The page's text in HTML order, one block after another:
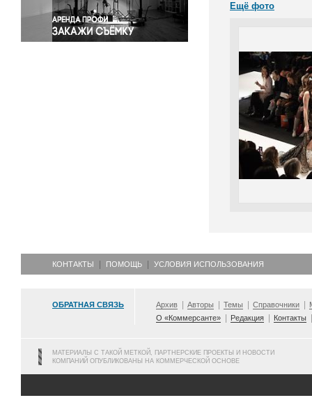
Экономика и бизнес
Ещё фото
КОНТАКТЫ ПОМОЩЬ УСЛОВИЯ ИСПОЛЬЗОВАНИЯ
ОБРАТНАЯ СВЯЗЬ Архив Авторы Темы Справочники
О «Коммерсанте»
Редакция Контакты
МАТЕРИАЛЫ С ТАКОЙ МЕТКОЙ, ПАРТНЕРСКИЕ ПРОЕКТЫ И НОВОСТИ
КОМПАНИЙ ОПУБЛИКОВАНЫ НА КОММЕРЧЕСКОЙ ОСНОВЕ